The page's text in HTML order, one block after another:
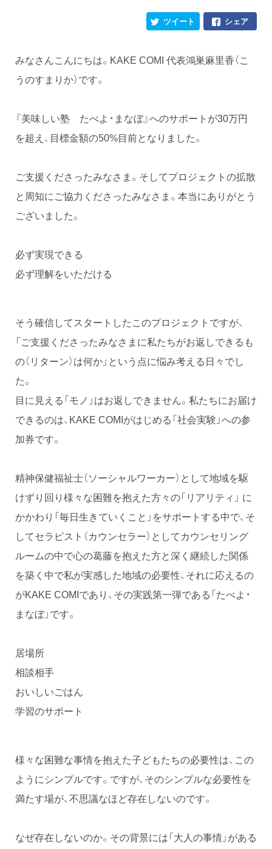
シェア
ツイート
みなさんこんにちは。KAKE COMI 代表鴻巣麻里香（こ
うのすまりか）です。
『美味しい塾 たべよ・まなぼ』へのサポートが30万円
を超え、目標金額の50%目前となりました。
ご支援くださったみなさま。そしてプロジェクトの拡散
と周知にご協力くださったみなさま。本当にありがとう
ございました。
必ず実現できる
必ず理解をいただける
そう確信してスタートしたこのプロジェクトですが、
「ご支援くださったみなさまに私たちがお返しできるも
の（リターン）は何か」という点に悩み考える日々でし
た。
目に見える「モノ」はお返しできません。私たちにお届け
できるのは、KAKE COMIがはじめる「社会実験」への参
加券です。
精神保健福祉士（ソーシャルワーカー）として地域を駆
けずり回り様々な困難を抱えた方々の「リアリティ」 に
かかわり「毎日生きていくこと」をサポートする中で、そ
してセラピスト（カウンセラー）としてカウンセリング
ルームの中で心の葛藤を抱えた方と深く継続した関係
を築く中で私が実感した地域の必要性、それに応えるの
がKAKE COMIであり、その実践第一弾である「たべよ・
まなぼ」です。
居場所
相談相手
おいしいごはん
学習のサポート
様々な困難な事情を抱えた子どもたちの必要性は、この
ようにシンプルです。ですが、そのシンプルな必要性を
満たす場が、不思議なほど存在しないのです。
なぜ存在しないのか。その背景には「大人の事情」がある